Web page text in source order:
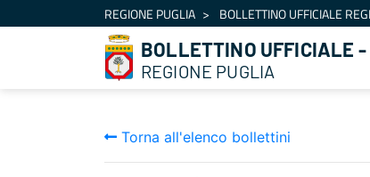
Salta al contenutoREGIONE PUGLIA BOLLETTINO UFFICIALE
BOLLETTINO UFFICIALE -
REGIONE PUGLIA
Torna all'elenco bollettini